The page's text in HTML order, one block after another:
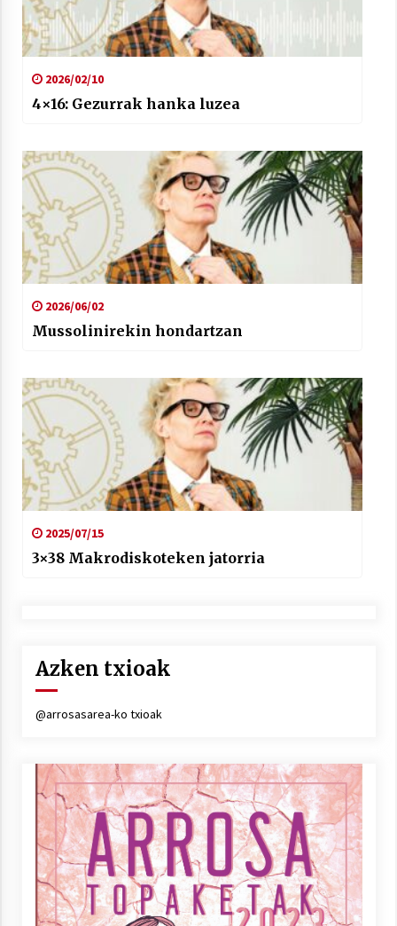
2026/02/10
4×16: Gezurrak hanka luzea
2026/06/02
Mussolinirekin hondartzan
2025/07/15
3×38 Makrodiskoteken jatorria
Azken txioak
@arrosasarea-ko txioak